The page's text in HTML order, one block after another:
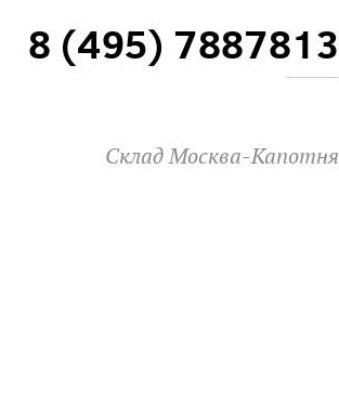
8 (495) 7887813
Склад Москва-Капотня